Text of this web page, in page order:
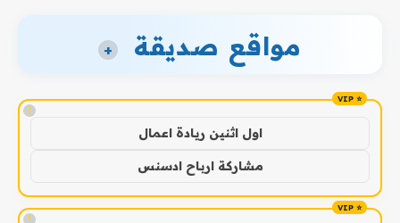
مواقع صديقة +
!
اول اثنين ريادة اعمال
مشاركة ارباح ادسنس
!